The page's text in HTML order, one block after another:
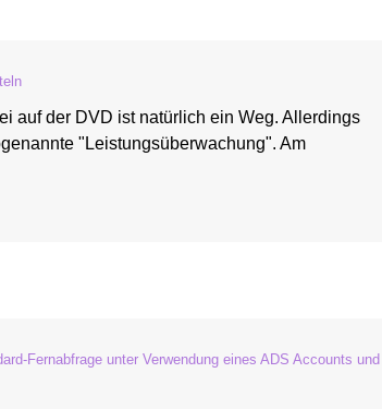
auf der DVD ist natürlich ein Weg. Allerdings
"Leistungsüberwachung". Am
Fernabfrage unter Verwendung eines ADS Accounts und